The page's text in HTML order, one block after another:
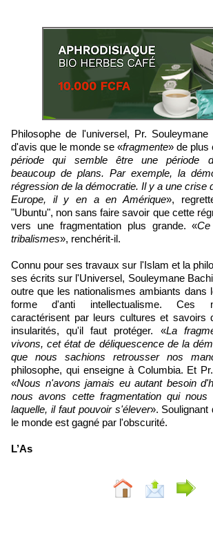
Philosophe de l'universel, Pr. Souleymane Bachir Diagne est
d'avis que le monde se «fragmente» de plus
période qui semble être une période
beaucoup de plans. Par exemple, la
régression de la démocratie. Il y a une crise
Europe, il y en a en Amérique»,
"Ubuntu", non sans faire savoir que cette
vers une fragmentation plus grande. «
tribalismes», renchérit-il.
Connu pour ses travaux sur l'Islam et la
ses écrits sur l'Universel, Souleymane
outre que les nationalismes ambiants dans
forme d'anti intellectualisme. Ces
caractérisent par leurs cultures et savoirs
insularités, qu'il faut protéger. «La
vivons, cet état de déliquescence de la
que nous sachions retrousser nos
philosophe, qui enseigne à Columbia. Et
«Nous n'avons jamais eu autant besoin
nous avons cette fragmentation qui
laquelle, il faut pouvoir s'élever». Soulignant
le monde est gagné par l'obscurité.
L’As